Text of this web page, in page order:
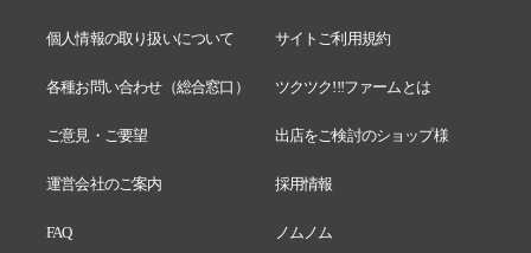
個人情報の取り扱いについて サイトご利用規約
各種お問い合わせ（総合窓口） ツクツク!!!ファームとは
ご意見・ご要望 出店をご検討のショップ様
運営会社のご案内 採用情報
FAQ ノムノム